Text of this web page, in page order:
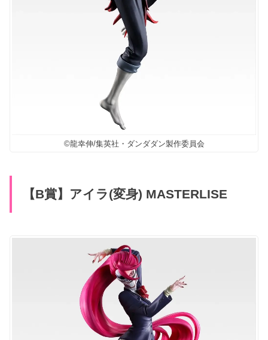
©龍幸伸/集英社・ダンダダン製作委員会
【B賞】アイラ(変身) MASTERLISE